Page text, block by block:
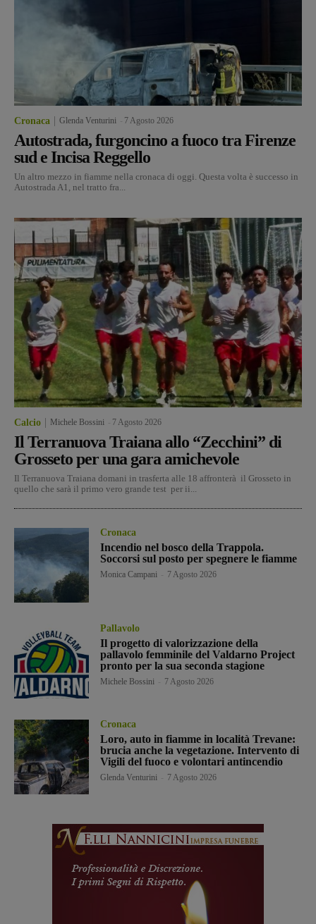
Cronaca Glenda Venturini 7 Agosto 2026
Autostrada, furgoncino a fuoco tra Firenze
sud e Incisa Reggello
Un altro mezzo in fiamme nella cronaca di oggi. Questa volta è successo in
Autostrada A1, nel tratto fra...
Calcio Michele Bossini 7 Agosto 2026
Il Terranuova Traiana allo “Zecchini” di
Grosseto per una gara amichevole
Il Terranuova Traiana domani in trasferta alle 18 affronterà il Grosseto in
quello che sarà il primo vero grande test per ii...
Cronaca
Incendio nel bosco della Trappola.
Soccorsi sul posto per spegnere le fiamme
Monica Campani 7 Agosto 2026
Pallavolo
Il progetto di valorizzazione della
pallavolo femminile del Valdarno Project
pronto per la sua seconda stagione
Michele Bossini 7 Agosto 2026
Cronaca
Loro, auto in fiamme in località Trevane:
brucia anche la vegetazione. Intervento di
Vigili del fuoco e volontari antincendio
Glenda Venturini 7 Agosto 2026